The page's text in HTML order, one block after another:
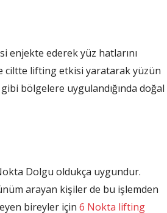
enjekte ederek yüz hatlarını
ciltte lifting etkisi yaratarak yüzün
bölgelere uygulandığında doğal
Dolgu oldukça uygundur.
arayan kişiler de bu işlemden
bireyler için 6 Nokta lifting